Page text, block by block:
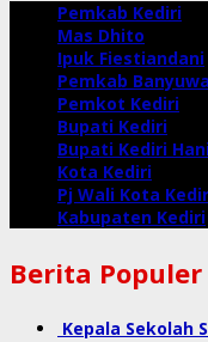
Pemkab Kediri
Mas Dhito
Ipuk Fiestiandani
Pemkab
Pemkot Kediri
Bupati Kediri
Bupati Kediri
Kota Kediri
Pj Wali Kota
Kabupaten Kediri
Berita Populer
Kepala Sekolah